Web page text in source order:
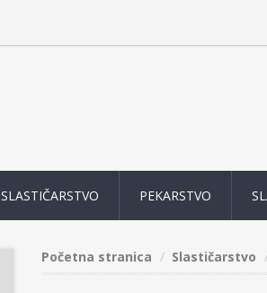
SLASTIČARSTVO PEKARSTVO
Početna stranica Slastičarstvo